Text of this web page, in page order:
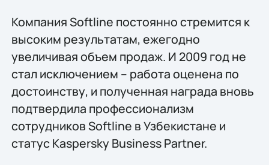
Компания Softline постоянно стремится к
высоким результатам, ежегодно
увеличивая объем продаж. И 2009 год не
стал исключением – работа оценена по
достоинству, и полученная награда вновь
подтвердила профессионализм
сотрудников Softline в Узбекистане и
статус Kaspersky Business Partner.